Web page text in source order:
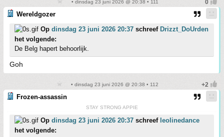
• dinsdag 23 juni 2026 @ 20:38 • 111
Wereldgozer
Op dinsdag 23 juni 2026 20:37 schreef Drizzt_DoUrden
het volgende:
De Belg hapert behoorlijk.
Goh
• dinsdag 23 juni 2026 @ 20:38 • 112
Frozen-assassin
STAY STRONG APPIE
Op dinsdag 23 juni 2026 20:37 schreef leolinedance
het volgende: